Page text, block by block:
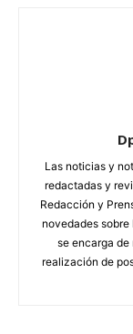
Las noticias y
redactadas y
Redacción y
novedades
se encarga de
realización de